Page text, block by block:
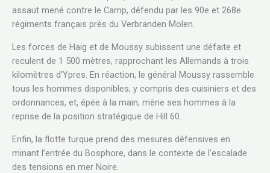
assaut mené contre le Camp, défendu par les 90e et 268e
régiments français près du Verbranden Molen.
Les forces de Haig et de Moussy subissent une défaite et
reculent de 1 500 mètres, rapprochant les Allemands à trois
kilomètres d’Ypres. En réaction, le général Moussy rassemble
tous les hommes disponibles, y compris des cuisiniers et des
ordonnances, et, épée à la main, mène ses hommes à la
reprise de la position stratégique de Hill 60.
Enfin, la flotte turque prend des mesures défensives en
minant l’entrée du Bosphore, dans le contexte de l’escalade
des tensions en mer Noire.